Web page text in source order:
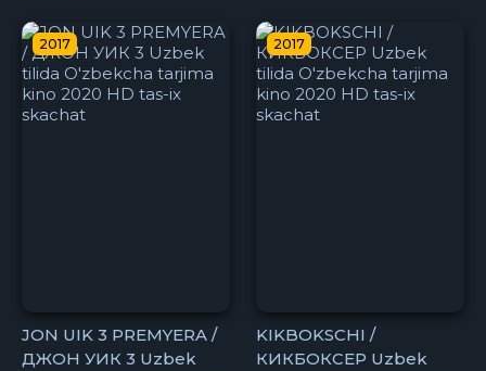
2017
JON UIK 3 PREMYERA /
ДЖОН УИК 3 Uzbek
2017
KIKBOKSCHI /
КИКБОКСЕР Uzbek